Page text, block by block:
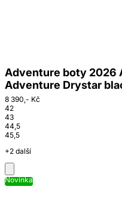
Adventure boty 2026
Adventure Drystar
8 390,- Kč
42
43
44,5
45,5
+2 další
Novinka